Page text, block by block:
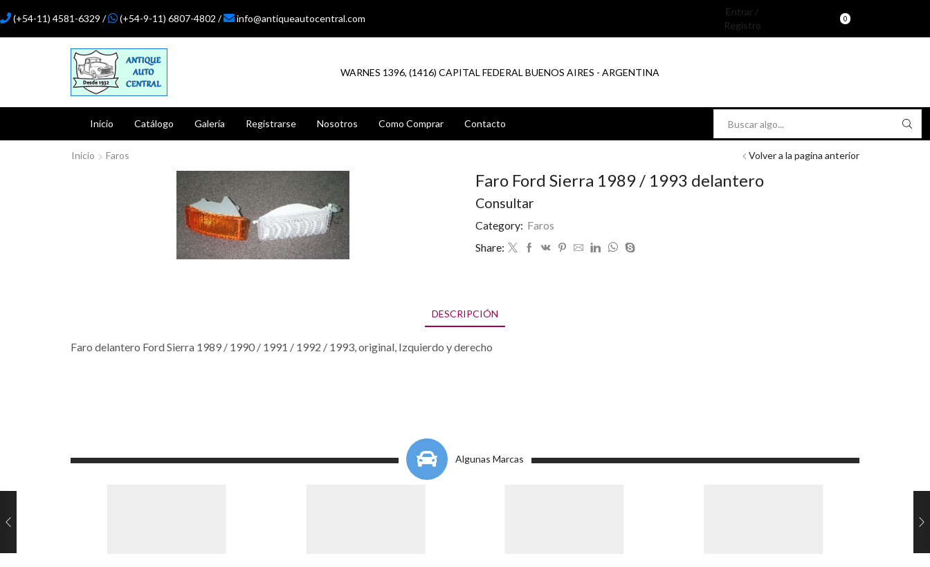
(+54-11) 4581-6329 / (+54-9-11) 6807-4802 / info@antiqueautocentral.com
Entrar /
Registro
0
WARNES 1396, (1416) CAPITAL FEDERAL BUENOS AIRES - ARGENTINA
Inicio Catálogo Galería Registrarse Nosotros Como Comprar Contacto
input
Inicio
Faros Volver a la pagina anterior
Faro Ford Sierra 1989 / 1993 delantero
Consultar
Category: Faros
Share:
DESCRIPCIÓN
Faro delantero Ford Sierra 1989 / 1990 / 1991 / 1992 / 1993, original, Izquierdo y derecho
Algunas Marcas